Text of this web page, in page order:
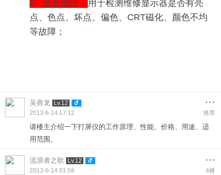
8、蓝色画面： 用于检测维修显示器是否有亮
点、色点、坏点、偏色、CRT磁化、颜色不均
等故障；
吴善龙 Lv.12 ...
2013-6-14 17:12 推荐
请楼主介绍一下打屏仪的工作原理、性能、价格、用途、适
用范围。
流浪者之歌 Lv.12 ...
2013-6-14 01:58 4楼